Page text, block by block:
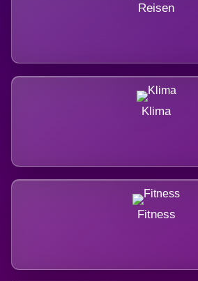
Reisen
Klima
Fitness